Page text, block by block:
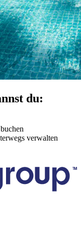
du:
verwalten